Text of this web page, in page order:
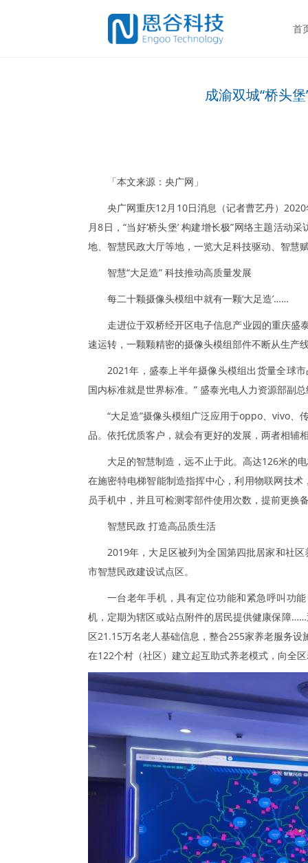
首
成渝双城“桥头
「本文来源：央广网」
央广网重庆12月10日消息（记者曹艺丹）
月8日，“当好‘桥头堡’ 构建增长极”网络主题活动
地、智慧民政大厅等地，一览大足科技驱动、智慧
智慧“大足造” 科技推动高质量发展
每二十颗摄像头模组中就有一颗‘大足造’……
走进位于双桥经开区电子信息产业园的重庆盛
速运转，一颗颗精密的摄像头模组部件不断从生产
2021年，盛泰上半年摄像头模组出货量全球
国内标准就是世界标准。” 盛泰光电人力资源部副
“大足造”摄像头模组广泛应用于oppo、vivo
品。依托优质客户，就会有更好的发展，两者相辅
大足的智慧制造，远不止于此。高达126米的
在施密特电梯智能制造指挥中心，利用物联网技
员手机中，并且可检测零部件使用次数，提前更换
智慧民政 打造高品质生活
2019年，大足区被列为全国第四批居家和社
市智慧民政建设试点区。
一台老年手机，具有定位功能和紧急呼叫功
机，定期为辖区或站点附件的居民提供健康保障
区21.15万名老人基础信息，整合255家养老服务
在122个村（社区）建立起互助式养老模式，向全